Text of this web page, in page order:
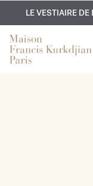
EXCLUSIF |
GRAVURE
LE VESTIAIRE